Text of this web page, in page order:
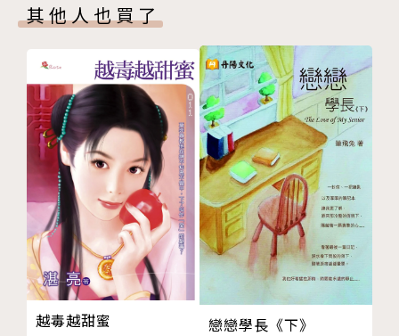
其他人也買了
越毒越甜蜜 戀戀學長《下》